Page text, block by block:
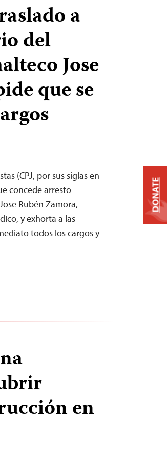
a
del
Jose
que se
(CPJ, por sus siglas en
concede arresto
Rubén Zamora,
y exhorta a las
todos los cargos y
en
DONATE